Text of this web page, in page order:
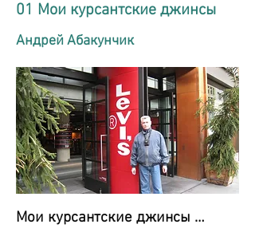
01 Мои курсантские джинсы
Андрей Абакунчик
Мои курсантские джинсы …